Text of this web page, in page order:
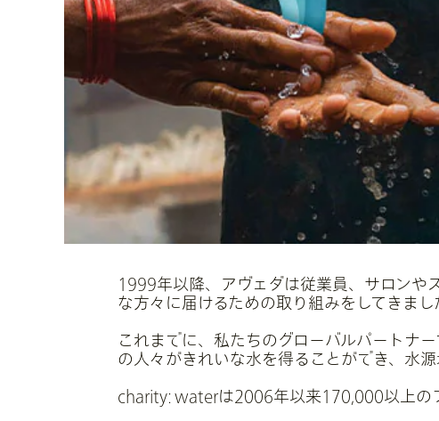
1999年以降、アヴェダは従業員、サロンや
な方々に届けるための取り組みをしてきまし
これまでに、私たちのグローバルパートナ
の人々がきれいな水を得ることができ、水源
charity: waterは2006年以来170,000以上の